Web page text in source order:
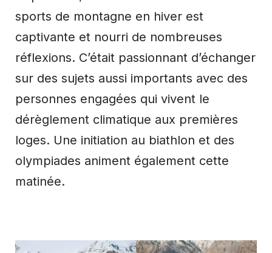
sports de montagne en hiver est
captivante et nourri de nombreuses
réflexions. C’était passionnant d’échanger
sur des sujets aussi importants avec des
personnes engagées qui vivent le
dérèglement climatique aux premières
loges. Une initiation au biathlon et des
olympiades animent également cette
matinée.